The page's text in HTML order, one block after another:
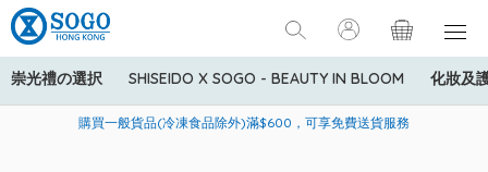
崇光禮の選択 SHISEIDO X SOGO - BEAUTY IN BLOOM 化妝及
美國運通Explorer®信用卡會員購物禮遇：高達5%簽賬回贈！
購買一般貨品(冷凍食品除外)滿$600，可享免費送貨服務
寄送中國內地服務只適用於指定商品，若訂單金額少於HK$600(折